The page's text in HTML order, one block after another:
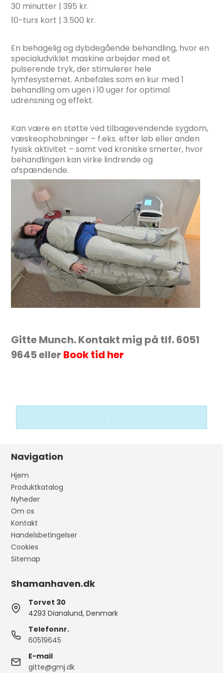
30 minutter | 395 kr.
10-turs kort | 3.500 kr.
En behagelig og dybdegående behandling, hvor en
specialudviklet maskine arbejder med et
pulserende tryk, der stimulerer hele
lymfesystemet. Anbefales som en kur med 1
behandling om ugen i 10 uger for optimal
udrensning og effekt.
Kan være en støtte ved tilbagevendende sygdom,
væskeophobninger – f.eks. efter løb eller anden
fysisk aktivitet – samt ved kroniske smerter, hvor
behandlingen kan virke lindrende og
afspændende.
Gitte Munch. Kontakt mig på tlf. 6051
9645 eller Book tid her
.
Navigation
Hjem
Produktkatalog
Nyheder
Om os
Kontakt
Handelsbetingelser
Cookies
Sitemap
Shamanhaven.dk
Torvet 30
4293 Dianalund, Denmark
Telefonnr.
60519645
E-mail
gitte@gmj.dk